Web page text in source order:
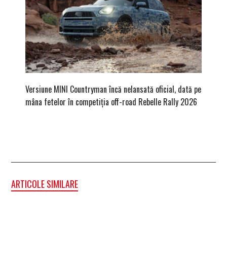
Versiune MINI Countryman încă nelansată oficial, dată pe
mâna fetelor în competiția off-road Rebelle Rally 2026
ARTICOLE SIMILARE